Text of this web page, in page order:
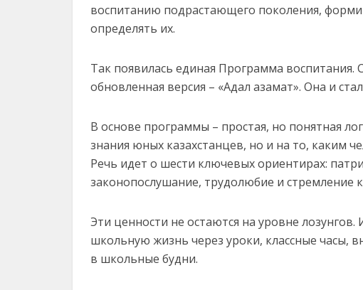
воспитанию подрастающего поколения,
определять их.
Так появилась единая Программа воспитания.
обновленная версия – «Адал азамат». Она и
В основе программы – простая, но понятная
знания юных казахстанцев, но и на то, каким
Речь идет о шести ключевых ориентирах:
законопослушание, трудолюбие и стремление
Эти ценности не остаются на уровне
школьную жизнь через уроки, клас­сные часы,
в школьные будни.